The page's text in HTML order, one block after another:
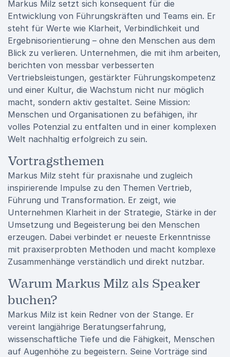
Markus Milz setzt sich konsequent für die
Entwicklung von Führungskräften und Teams ein. Er
steht für Werte wie Klarheit, Verbindlichkeit und
Ergebnisorientierung – ohne den Menschen aus dem
Blick zu verlieren. Unternehmen, die mit ihm arbeiten,
berichten von messbar verbesserten
Vertriebsleistungen, gestärkter Führungskompetenz
und einer Kultur, die Wachstum nicht nur möglich
macht, sondern aktiv gestaltet. Seine Mission:
Menschen und Organisationen zu befähigen, ihr
volles Potenzial zu entfalten und in einer komplexen
Welt nachhaltig erfolgreich zu sein.
Vortragsthemen
Markus Milz steht für praxisnahe und zugleich
inspirierende Impulse zu den Themen Vertrieb,
Führung und Transformation. Er zeigt, wie
Unternehmen Klarheit in der Strategie, Stärke in der
Umsetzung und Begeisterung bei den Menschen
erzeugen. Dabei verbindet er neueste Erkenntnisse
mit praxiserprobten Methoden und macht komplexe
Zusammenhänge verständlich und direkt nutzbar.
Warum Markus Milz als Speaker
buchen?
Markus Milz ist kein Redner von der Stange. Er
vereint langjährige Beratungserfahrung,
wissenschaftliche Tiefe und die Fähigkeit, Menschen
auf Augenhöhe zu begeistern. Seine Vorträge sind